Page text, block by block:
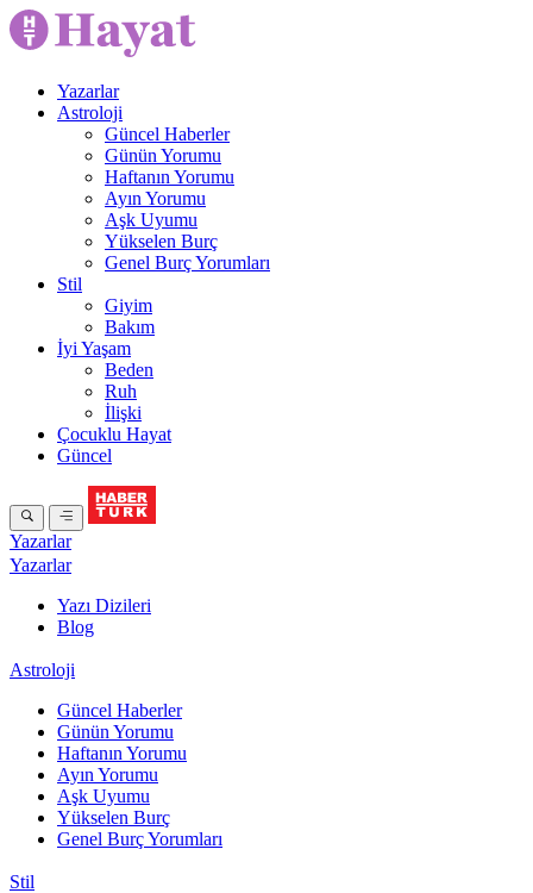
Yazarlar
Astroloji
Güncel Haberler
Günün Yorumu
Haftanın Yorumu
Ayın Yorumu
Aşk Uyumu
Yükselen Burç
Genel Burç Yorumları
Stil
Giyim
Bakım
İyi Yaşam
Beden
Ruh
İlişki
Çocuklu Hayat
Güncel
Yazarlar
Yazarlar
Yazı Dizileri
Blog
Astroloji
Güncel Haberler
Günün Yorumu
Haftanın Yorumu
Ayın Yorumu
Aşk Uyumu
Yükselen Burç
Genel Burç Yorumları
Stil